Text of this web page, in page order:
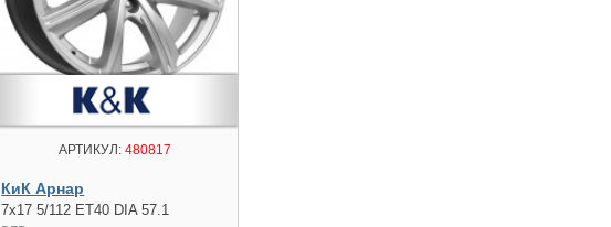
АРТИКУЛ: 480817
КиК Арнар
7x17 5/112 ET40 DIA 57.1